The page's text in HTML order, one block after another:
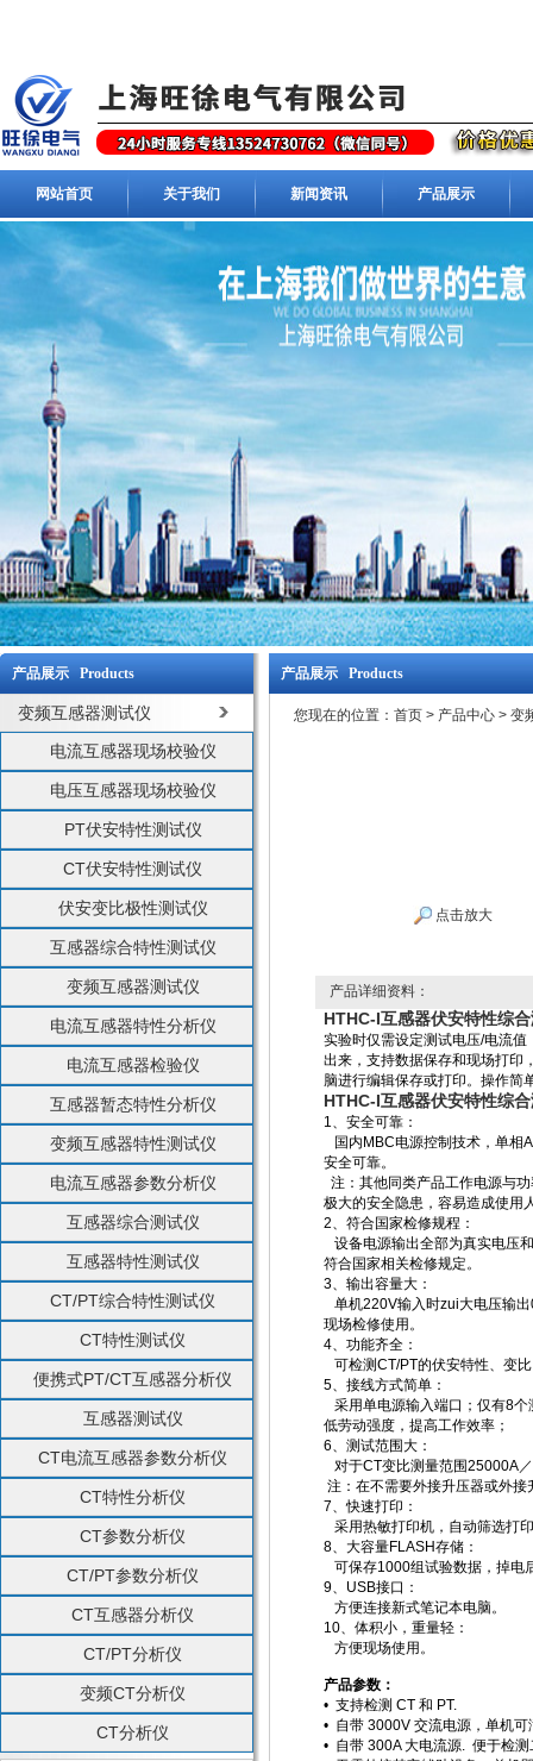
网站首页 关于我们 新闻资讯 产品展示
产品展示 Products
变频互感器测试仪
电流互感器现场校验仪
电压互感器现场校验仪
PT伏安特性测试仪
CT伏安特性测试仪
伏安变比极性测试仪
互感器综合特性测试仪
变频互感器测试仪
电流互感器特性分析仪
电流互感器检验仪
互感器暂态特性分析仪
变频互感器特性测试仪
电流互感器参数分析仪
互感器综合测试仪
互感器特性测试仪
CT/PT综合特性测试仪
CT特性测试仪
便携式PT/CT互感器分析仪
互感器测试仪
CT电流互感器参数分析仪
CT特性分析仪
CT参数分析仪
CT/PT参数分析仪
CT互感器分析仪
CT/PT分析仪
变频CT分析仪
CT分析仪
产品展示 Products
您现在的位置： 首页 > 产品中心 > 变
点击放大
产品详细资料：
HTHC-I互感器伏安特性综
实验时仅需设定测试电压/电流
出来，支持数据保存和现场打印
脑进行编辑保存或打印。操作简
HTHC-I互感器伏安特性综
1、安全可靠：
国内MBC电源控制技术，单相
安全可靠。
注：其他同类产品工作电源与
极大的安全隐患，容易造成使用
2、符合国家检修规程：
设备电源输出全部为真实电压
符合国家相关检修规定。
3、输出容量大：
单机220V输入时zui大电压输
现场检修使用。
4、功能齐全：
可检测CT/PT的伏安特性、变
5、接线方式简单：
采用单电源输入端口；仅有8个
低劳动强度，提高工作效率；
6、测试范围大：
对于CT变比测量范围25000A
注：在不需要外接升压器或外
7、快速打印：
采用热敏打印机，自动筛选打
8、大容量FLASH存储：
可保存1000组试验数据，掉电
9、USB接口：
方便连接新式笔记本电脑。
10、体积小，重量轻：
方便现场使用。
产品参数：
• 支持检测 CT 和 PT.
• 自带 3000V 交流电源，单机
• 自带 300A 大电流源. 便于检